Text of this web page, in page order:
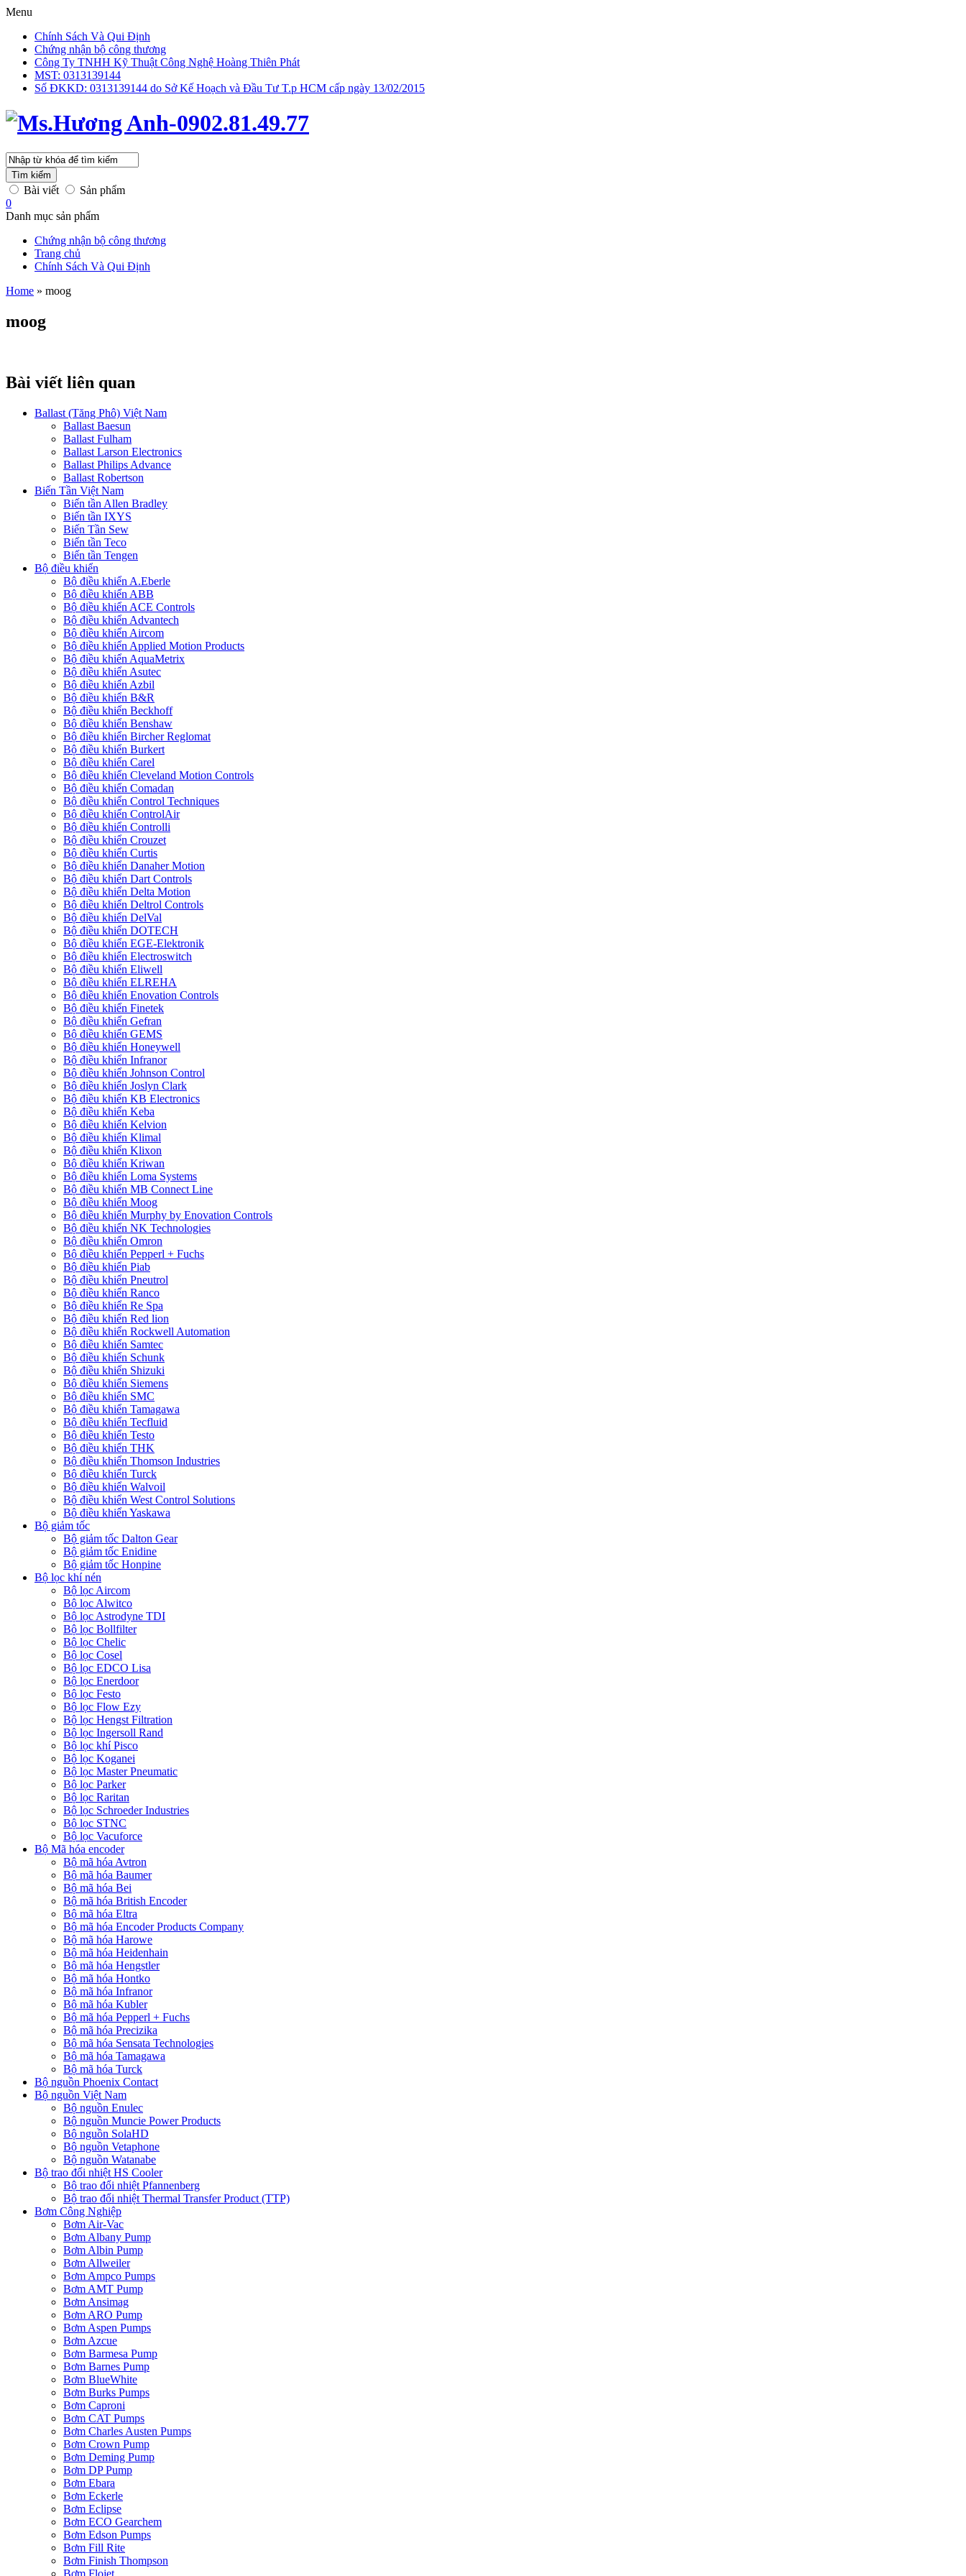
Menu
Chính Sách Và Qui Định
Chứng nhận bộ công thương
Công Ty TNHH Kỹ Thuật Công Nghệ Hoàng Thiên Phát
MST: 0313139144
Số ĐKKD: 0313139144 do Sở Kế Hoạch và Đầu Tư T.p HCM cấp ngày 13/02/2015
Tìm kiếm
Bài viết
Sản phẩm
0
Danh mục sản phẩm
Chứng nhận bộ công thương
Trang chủ
Chính Sách Và Qui Định
Home » moog
moog
Bài viết liên quan
Ballast (Tăng Phô) Việt Nam
Ballast Baesun
Ballast Fulham
Ballast Larson Electronics
Ballast Philips Advance
Ballast Robertson
Biến Tần Việt Nam
Biến tần Allen Bradley
Biến tần IXYS
Biến Tần Sew
Biến tần Teco
Biến tần Tengen
Bộ điều khiển
Bộ điều khiển A.Eberle
Bộ điều khiển ABB
Bộ điều khiển ACE Controls
Bộ điều khiển Advantech
Bộ điều khiển Aircom
Bộ điều khiển Applied Motion Products
Bộ điều khiển AquaMetrix
Bộ điều khiển Asutec
Bộ điều khiển Azbil
Bộ điều khiển B&R
Bộ điều khiển Beckhoff
Bộ điều khiển Benshaw
Bộ điều khiển Bircher Reglomat
Bộ điều khiển Burkert
Bộ điều khiển Carel
Bộ điều khiển Cleveland Motion Controls
Bộ điều khiển Comadan
Bộ điều khiển Control Techniques
Bộ điều khiển ControlAir
Bộ điều khiển Controlli
Bộ điều khiển Crouzet
Bộ điều khiển Curtis
Bộ điều khiển Danaher Motion
Bộ điều khiển Dart Controls
Bộ điều khiển Delta Motion
Bộ điều khiển Deltrol Controls
Bộ điều khiển DelVal
Bộ điều khiển DOTECH
Bộ điều khiển EGE-Elektronik
Bộ điều khiển Electroswitch
Bộ điều khiển Eliwell
Bộ điều khiển ELREHA
Bộ điều khiển Enovation Controls
Bộ điều khiển Finetek
Bộ điều khiển Gefran
Bộ điều khiển GEMS
Bộ điều khiển Honeywell
Bộ điều khiển Infranor
Bộ điều khiển Johnson Control
Bộ điều khiển Joslyn Clark
Bộ điều khiển KB Electronics
Bộ điều khiển Keba
Bộ điều khiển Kelvion
Bộ điều khiển Klimal
Bộ điều khiển Klixon
Bộ điều khiển Kriwan
Bộ điều khiển Loma Systems
Bộ điều khiển MB Connect Line
Bộ điều khiển Moog
Bộ điều khiển Murphy by Enovation Controls
Bộ điều khiển NK Technologies
Bộ điều khiển Omron
Bộ điều khiển Pepperl + Fuchs
Bộ điều khiển Piab
Bộ điều khiển Pneutrol
Bộ điều khiển Ranco
Bộ điều khiển Re Spa
Bộ điều khiển Red lion
Bộ điều khiển Rockwell Automation
Bộ điều khiển Samtec
Bộ điều khiển Schunk
Bộ điều khiển Shizuki
Bộ điều khiển Siemens
Bộ điều khiển SMC
Bộ điều khiển Tamagawa
Bộ điều khiển Tecfluid
Bộ điều khiển Testo
Bộ điều khiển THK
Bộ điều khiển Thomson Industries
Bộ điều khiển Turck
Bộ điều khiển Walvoil
Bộ điều khiển West Control Solutions
Bộ điều khiển Yaskawa
Bộ giảm tốc
Bộ giảm tốc Dalton Gear
Bộ giảm tốc Enidine
Bộ giảm tốc Honpine
Bộ lọc khí nén
Bộ lọc Aircom
Bộ lọc Alwitco
Bộ lọc Astrodyne TDI
Bộ lọc Bollfilter
Bộ lọc Chelic
Bộ lọc Cosel
Bộ lọc EDCO Lisa
Bộ lọc Enerdoor
Bộ lọc Festo
Bộ lọc Flow Ezy
Bộ lọc Hengst Filtration
Bộ lọc Ingersoll Rand
Bộ lọc khí Pisco
Bộ lọc Koganei
Bộ lọc Master Pneumatic
Bộ lọc Parker
Bộ lọc Raritan
Bộ lọc Schroeder Industries
Bộ lọc STNC
Bộ lọc Vacuforce
Bộ Mã hóa encoder
Bộ mã hóa Avtron
Bộ mã hóa Baumer
Bộ mã hóa Bei
Bộ mã hóa British Encoder
Bộ mã hóa Eltra
Bộ mã hóa Encoder Products Company
Bộ mã hóa Harowe
Bộ mã hóa Heidenhain
Bộ mã hóa Hengstler
Bộ mã hóa Hontko
Bộ mã hóa Infranor
Bộ mã hóa Kubler
Bộ mã hóa Pepperl + Fuchs
Bộ mã hóa Precizika
Bộ mã hóa Sensata Technologies
Bộ mã hóa Tamagawa
Bộ mã hóa Turck
Bộ nguồn Phoenix Contact
Bộ nguồn Việt Nam
Bộ nguồn Enulec
Bộ nguồn Muncie Power Products
Bộ nguồn SolaHD
Bộ nguồn Vetaphone
Bộ nguồn Watanabe
Bộ trao đổi nhiệt HS Cooler
Bộ trao đổi nhiệt Pfannenberg
Bộ trao đổi nhiệt Thermal Transfer Product (TTP)
Bơm Công Nghiệp
Bơm Air-Vac
Bơm Albany Pump
Bơm Albin Pump
Bơm Allweiler
Bơm Ampco Pumps
Bơm AMT Pump
Bơm Ansimag
Bơm ARO Pump
Bơm Aspen Pumps
Bơm Azcue
Bơm Barmesa Pump
Bơm Barnes Pump
Bơm BlueWhite
Bơm Burks Pumps
Bơm Caproni
Bơm CAT Pumps
Bơm Charles Austen Pumps
Bơm Crown Pump
Bơm Deming Pump
Bơm DP Pump
Bơm Ebara
Bơm Eckerle
Bơm Eclipse
Bơm ECO Gearchem
Bơm Edson Pumps
Bơm Fill Rite
Bơm Finish Thompson
Bơm Flojet